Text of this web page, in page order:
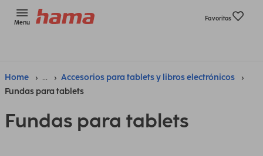
Menu
Favoritos
Home ...
Accesorios para tablets y libros electrónicos
Fundas para tablets
Fundas para tablets